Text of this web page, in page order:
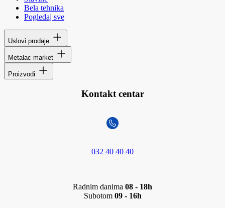
Bela tehnika
Pogledaj sve
Uslovi prodaje
Metalac market
Proizvodi
Kontakt centar
032 40 40 40
Radnim danima 08 - 18h
Subotom 09 - 16h